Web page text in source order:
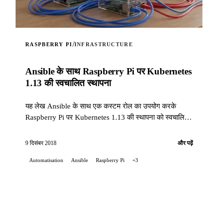
RASPBERRY PI/INFRASTRUCTURE
Ansible के साथ Raspberry Pi पर Kubernetes
1.13 की स्वचालित स्थापना
यह लेख Ansible के साथ एक कस्टम रोल का उपयोग करके
Raspberry Pi पर Kubernetes 1.13 की स्थापना को स्वचालित
9 दिसंबर 2018 और पढ़ें
Automatisation Ansible Raspberry Pi +3